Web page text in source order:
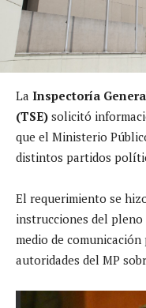
La Inspectoría
(TSE) solicitó
que el Ministerio
distintos partidos
El requerimiento se
instrucciones del pleno
medio de
autoridades del MP